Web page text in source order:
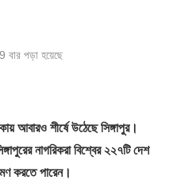
বার পড়া হয়েছে
আবারও শীর্ষে উঠেছে সিঙ্গাপুর।
নাগরিকরা বিশ্বের ২২৭টি দেশ
করতে পারেন।